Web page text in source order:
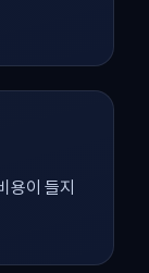
용이 들지